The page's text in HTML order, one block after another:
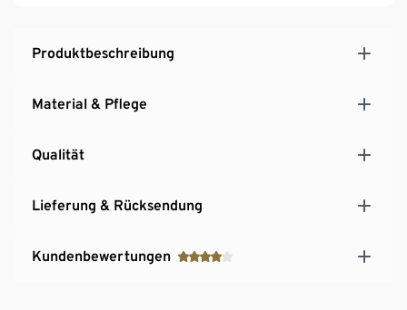
Produktbeschreibung
Material & Pflege
Qualität
Lieferung & Rücksendung
Kundenbewertungen